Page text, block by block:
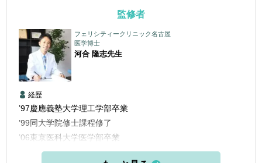
監修者
フェリシティークリニック名古屋
医学博士
河合 隆志先生
経歴
’97慶應義塾大学理工学部卒業
’99同大学院修士課程修了
’06東京医科大学医学部卒業
’06三楽病院臨床研修医